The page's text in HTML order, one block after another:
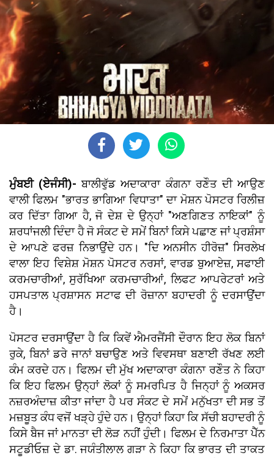
ਮੁੰਬਈ (ਏਜੰਸੀ)-ਬਾਲੀਵੁੱਡ ਅਦਾਕਾਰਾ ਕੰਗਨਾ ਰਣੌਤ ਦੀ ਆਉਣ
ਵਾਲੀ ਫਿਲਮ "ਭਾਰਤ ਭਾਗਿਆ ਵਿਧਾਤਾ" ਦਾ ਮੋਸ਼ਨ ਪੋਸਟਰ ਰਿਲੀਜ਼
ਕਰ ਦਿੱਤਾ ਗਿਆ ਹੈ, ਜੋ ਦੇਸ਼ ਦੇ ਉਨ੍ਹਾਂ "ਅਣਗਿਣਤ ਨਾਇਕਾਂ" ਨੂੰ
ਸ਼ਰਧਾਂਜਲੀ ਦਿੰਦਾ ਹੈ ਜੋ ਸੰਕਟ ਦੇ ਸਮੇਂ ਬਿਨਾਂ ਕਿਸੇ ਪਛਾਣ ਜਾਂ ਪ੍ਰਸ਼ੰਸਾ
ਦੇ ਆਪਣੇ ਫਰਜ਼ ਨਿਭਾਉਂਦੇ ਹਨ। "ਦਿ ਅਨਸੀਨ ਹੀਰੋਜ਼" ਸਿਰਲੇਖ
ਵਾਲਾ ਇਹ ਵਿਸ਼ੇਸ਼ ਮੋਸ਼ਨ ਪੋਸਟਰ ਨਰਸਾਂ, ਵਾਰਡ ਬੁਆਏਜ਼, ਸਫਾਈ
ਕਰਮਚਾਰੀਆਂ, ਸੁਰੱਖਿਆ ਕਰਮਚਾਰੀਆਂ, ਲਿਫਟ ਆਪਰੇਟਰਾਂ ਅਤੇ
ਹਸਪਤਾਲ ਪ੍ਰਸ਼ਾਸਨ ਸਟਾਫ ਦੀ ਰੋਜ਼ਾਨਾ ਬਹਾਦਰੀ ਨੂੰ ਦਰਸਾਉਂਦਾ
ਹੈ।
ਪੋਸਟਰ ਦਰਸਾਉਂਦਾ ਹੈ ਕਿ ਕਿਵੇਂ ਐਮਰਜੈਂਸੀ ਦੌਰਾਨ ਇਹ ਲੋਕ ਬਿਨਾਂ
ਰੁਕੇ, ਬਿਨਾਂ ਡਰੇ ਜਾਨਾਂ ਬਚਾਉਣ ਅਤੇ ਵਿਵਸਥਾ ਬਣਾਈ ਰੱਖਣ ਲਈ
ਕੰਮ ਕਰਦੇ ਹਨ। ਫਿਲਮ ਦੀ ਮੁੱਖ ਅਦਾਕਾਰਾ ਕੰਗਨਾ ਰਣੌਤ ਨੇ ਕਿਹਾ
ਕਿ ਇਹ ਫਿਲਮ ਉਨ੍ਹਾਂ ਲੋਕਾਂ ਨੂੰ ਸਮਰਪਿਤ ਹੈ ਜਿਨ੍ਹਾਂ ਨੂੰ ਅਕਸਰ
ਨਜ਼ਰਅੰਦਾਜ਼ ਕੀਤਾ ਜਾਂਦਾ ਹੈ ਪਰ ਸੰਕਟ ਦੇ ਸਮੇਂ ਮਨੁੱਖਤਾ ਦੀ ਸਭ ਤੋਂ
ਮਜ਼ਬੂਤ ​​ਕੰਧ ਵਜੋਂ ਖੜ੍ਹੇ ਹੁੰਦੇ ਹਨ। ਉਨ੍ਹਾਂ ਕਿਹਾ ਕਿ ਸੱਚੀ ਬਹਾਦਰੀ ਨੂੰ
ਕਿਸੇ ਬੈਜ ਜਾਂ ਮਾਨਤਾ ਦੀ ਲੋੜ ਨਹੀਂ ਹੁੰਦੀ। ਫਿਲਮ ਦੇ ਨਿਰਮਾਤਾ ਪੈੱਨ
ਸਟੂਡੀਓਜ਼ ਦੇ ਡਾ. ਜਯੰਤੀਲਾਲ ਗੜਾ ਨੇ ਕਿਹਾ ਕਿ ਭਾਰਤ ਦੀ ਤਾਕਤ